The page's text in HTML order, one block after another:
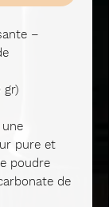
–
gr)
pure et
poudre
de